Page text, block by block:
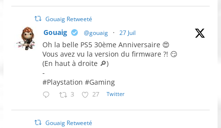
Gouaig Retweeté
Gouaig @gouaig · 27 Juil
Oh la belle PS5 30ème Anniversaire 😍
Vous avez vu la version du firmware ?! 😏
(En haut à droite 🔎)
-
#Playstation #Gaming
3 27 Twitter
Gouaig Retweeté